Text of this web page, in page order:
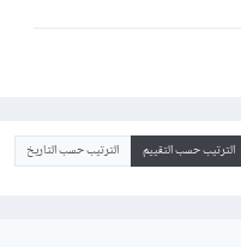
الترتيب حسب التقييم الترتيب حسب التاريخ